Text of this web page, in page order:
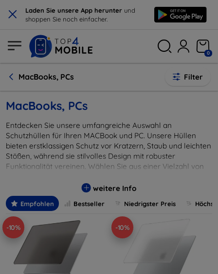
× Laden Sie unsere App herunter und
shoppen Sie noch einfacher.
0
MacBooks, PCs Filter
MacBooks, PCs
Entdecken Sie unsere umfangreiche Auswahl an
Schutzhüllen für Ihren MACBook und PC. Unsere Hüllen
bieten erstklassigen Schutz vor Kratzern, Staub und leichten
Stößen, während sie stilvolles Design mit robuster
Funktionalität vereinen. Wählen Sie aus einer Vielzahl von
finden, die Ihren individuellen Stil und Ihre täglichen
Anforderungen erfüllt. Egal ob unterwegs oder im Büro, mit
unseren Schutzhüllen bleibt Ihr Gerät sicher und sieht dabei
gut aus. Ideal für alle, die Wert auf Qualität und Ästhetik
legen.
weitere Info
Empfohlen Bestseller Niedrigster Preis
-10% -10%